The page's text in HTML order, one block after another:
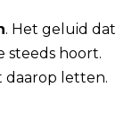
. Het geluid dat
steeds hoort.
daarop letten.